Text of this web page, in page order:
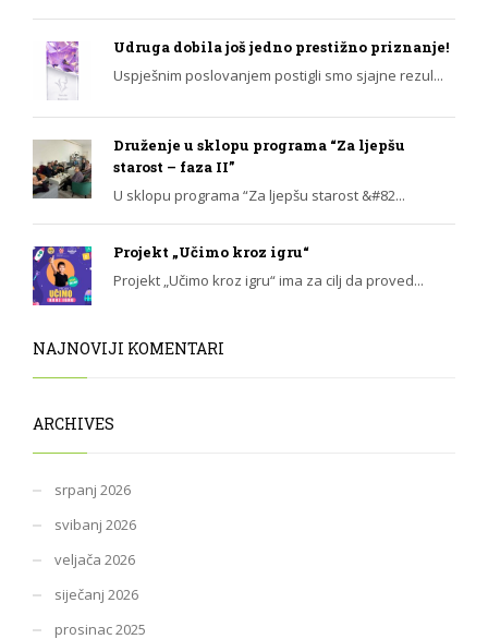
Udruga dobila još jedno prestižno priznanje!
Uspješnim poslovanjem postigli smo sjajne rezul...
Druženje u sklopu programa “Za ljepšu
starost – faza II”
U sklopu programa “Za ljepšu starost &#82...
Projekt „Učimo kroz igru“
Projekt „Učimo kroz igru“ ima za cilj da proved...
NAJNOVIJI KOMENTARI
ARCHIVES
srpanj 2026
svibanj 2026
veljača 2026
siječanj 2026
prosinac 2025